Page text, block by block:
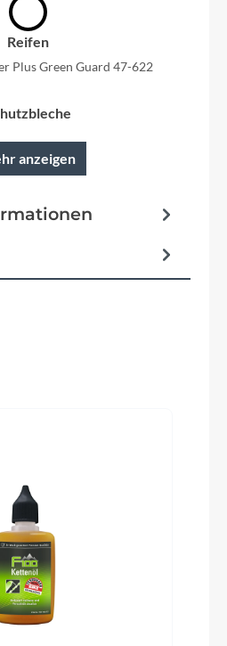
Reifen
Plus Green Guard 47-622
2023
Griffe
anzeigen